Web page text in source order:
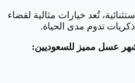
7 وجهات استثنائية، تُعد خيارات مثالية لقضاء
عسل مميز للسعوديين: